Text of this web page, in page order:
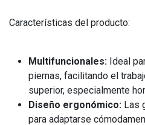
Características del producto:
Multifuncionales: Ideal
piernas, facilitando el
superior, especialmente
Diseño ergonómico: Las
para adaptarse